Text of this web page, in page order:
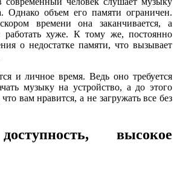
Однако объем его памяти ограничен.
времени она заканчивается, а
работать хуже. К тому же, постоянно
о недостатке памяти, что вызывает
и личное время. Ведь оно требуется
музыку на устройство, а до этого
вам нравится, а не загружать все без
высокое